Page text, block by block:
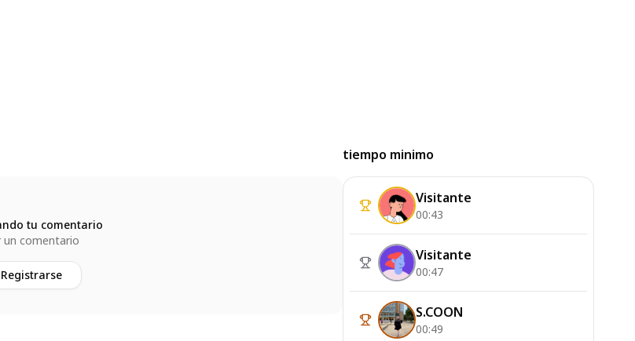
tu comentario
un comentario
Registrarse
tiempo minimo
Visitante
00:43
Visitante
00:47
S.COON
00:49